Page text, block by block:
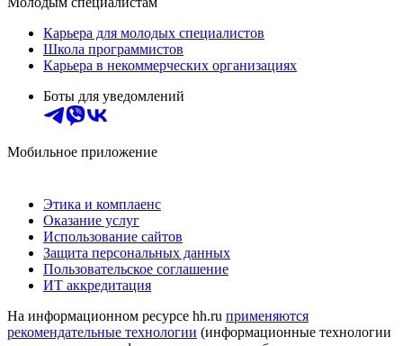
Карьера для молодых специалистов
Школа программистов
Карьера в некоммерческих организациях
Боты для уведомлений
Мобильное приложение
Этика и комплаенс
Оказание услуг
Использование сайтов
Защита персональных данных
Пользовательское соглашение
ИТ аккредитация
На информационном ресурсе hh.ru применяются
рекомендательные технологии (информационные технологии